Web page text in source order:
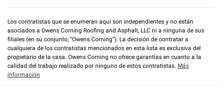
Los contratistas que se enumeran aquí son independientes y no están
asociados a Owens Corning Roofing and Asphalt, LLC ni a ninguna de sus
filiales (en su conjunto, “Owens Corning”). La decisión de contratar a
cualquiera de los contratistas mencionados en esta lista es exclusiva del
propietario de la casa. Owens Corning no ofrece garantías en cuanto a la
calidad del trabajo realizado por ninguno de estos contratistas. Más
información